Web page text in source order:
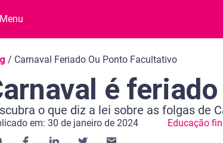
Menu
do blog
/ Carnaval Feriado Ou Ponto Facultativo
é
o que diz a lei sobre as folgas de
em: 30 de janeiro de 2024 Educação
Educação financeira
de leitura: 10 minutos